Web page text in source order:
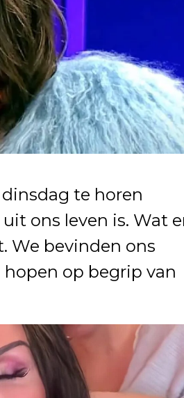
te horen
ons leven is. Wat
We bevinden ons
op begrip van